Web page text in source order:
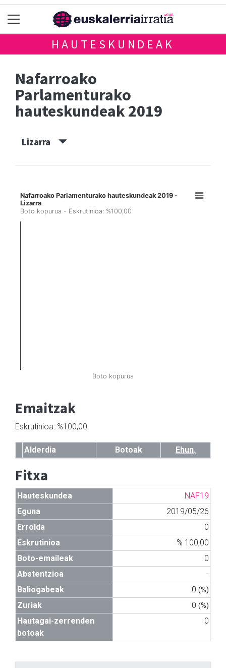
HAUTESKUNDEAK
Nafarroako
Parlamenturako
hauteskundeak 2019
Lizarra
Boto kopurua
Nafarroako Parlamenturako hauteskundeak 2019 -
Lizarra
Boto kopurua - Eskrutinioa: %100,00
Emaitzak
Eskrutinioa: %100,00
Alderdia Botoak Ehun.
Fitxa
Hauteskundea
NAF19
Eguna
2019/05/26
Errolda
0
Eskrutinioa
% 100,00
Boto-emaileak
0
Abstentzioa
-
Baliogabeak
0 (%)
Zuriak 0 (%)
Hautagai-zerrenden
botoak
0